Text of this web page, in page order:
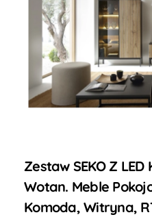
Zestaw SEKO Z
Wotan. Meble
Komoda, Witryna,